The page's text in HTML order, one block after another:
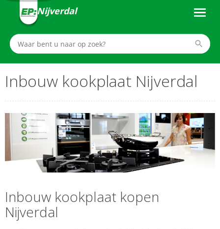
Nijverdal
Inbouw kookplaat Nijverdal
Inbouw kookplaat kopen
Nijverdal